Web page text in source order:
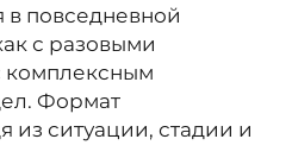
в повседневной
с разовыми
комплексным
Формат
из ситуации, стадии и